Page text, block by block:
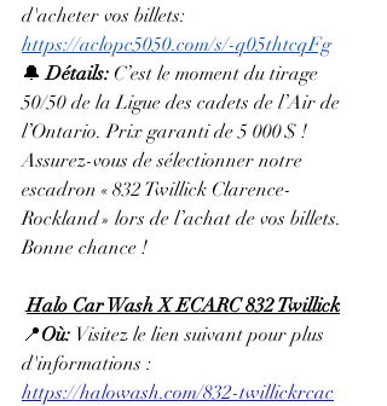
d'acheter vos billets:
https://aclopc5050.com/s/-q05thtcqFg
🔔 Détails: C’est le moment du tirage
50/50 de la Ligue des cadets de l’Air de
l’Ontario. Prix garanti de 5 000 $ !
Assurez-vous de sélectionner notre
escadron « 832 Twillick Clarence-
Rockland » lors de l’achat de vos billets.
Bonne chance !
Halo Car Wash X ECARC 832 Twillick
📍Où: Visitez le lien suivant pour plus
d'informations :
https://halowash.com/832-twillickrcac